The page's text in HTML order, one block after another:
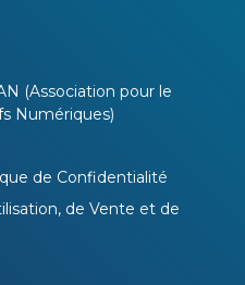
(Association pour le
Numériques)
de Confidentialité
de Vente et de